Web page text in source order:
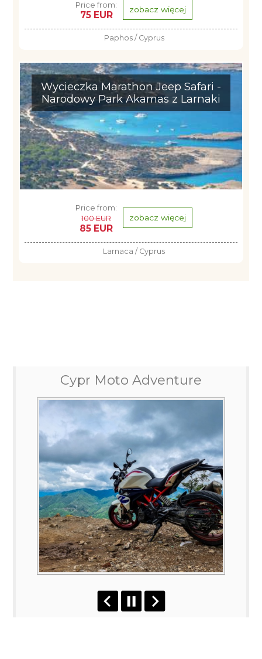
Price from:
75 EUR zobacz więcej
Paphos / Cyprus
Wycieczka Marathon Jeep Safari -
Narodowy Park Akamas z Larnaki
Price from:
100 EUR
85 EUR
zobacz więcej
Larnaca / Cyprus
Cypr Moto Adventure